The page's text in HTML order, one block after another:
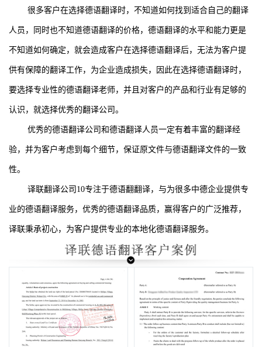
很多客户在选择德语翻译时，不知道如何找到适合自己的翻译
人员，同时也不知道德语翻译的价格，德语翻译的水平和能力更是
不知道如何确定，就会造成客户在选择德语翻译后，无法为客户提
供有保障的翻译工作，为企业造成损失，因此在选择德语翻译时，
要选择专业性的德语翻译老师，并且对客户的产品和行业有足够的
认识，就选择优秀的翻译公司。
优秀的德语翻译公司和德语翻译人员一定有着丰富的翻译经
验，并为客户考虑到每个细节，保证原文件与德语翻译文件的一致
性。
译联翻译公司 10专注于德语翻翻译，与为很多中德企业提供专
业的德语翻译服务，优秀的德语翻译品质，赢得客户的广泛推荐，
译联秉承初心，为客户提供专业的本地化德语翻译服务。